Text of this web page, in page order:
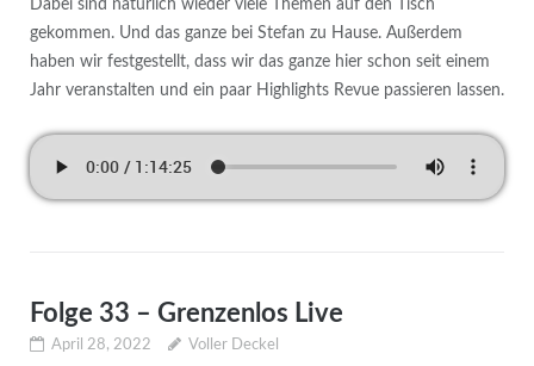
Dabei sind natürlich wieder viele Themen auf den Tisch
gekommen. Und das ganze bei Stefan zu Hause. Außerdem
haben wir festgestellt, dass wir das ganze hier schon seit einem
Jahr veranstalten und ein paar Highlights Revue passieren lassen.
Folge 33 – Grenzenlos Live
April 28, 2022
Voller Deckel